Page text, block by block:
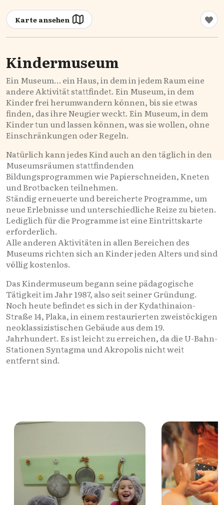
Karte ansehen
Kindermuseum
Ein Museum… ein Haus, in dem in jedem Raum eine
andere Aktivität stattfindet. Ein Museum, in dem
Kinder frei herumwandern können, bis sie etwas
finden, das ihre Neugier weckt. Ein Museum, in dem
Kinder tun und lassen können, was sie wollen, ohne
Einschränkungen oder Regeln.
Natürlich kann jedes Kind auch an den täglich in den
Museumsräumen stattfindenden
Bildungsprogrammen wie Papierschneiden, Kneten
und Brotbacken teilnehmen.
Ständig erneuerte und bereicherte Programme, um
neue Erlebnisse und unterschiedliche Reize zu bieten.
Lediglich für die Programme ist eine Eintrittskarte
erforderlich.
Alle anderen Aktivitäten in allen Bereichen des
Museums richten sich an Kinder jeden Alters und sind
völlig kostenlos.
Das Kindermuseum begann seine pädagogische
Tätigkeit im Jahr 1987, also seit seiner Gründung.
Noch heute befindet es sich in der Kydathinaion-
Straße 14, Plaka, in einem restaurierten zweistöckigen
neoklassizistischen Gebäude aus dem 19.
Jahrhundert. Es ist leicht zu erreichen, da die U-Bahn-
Stationen Syntagma und Akropolis nicht weit
entfernt sind.